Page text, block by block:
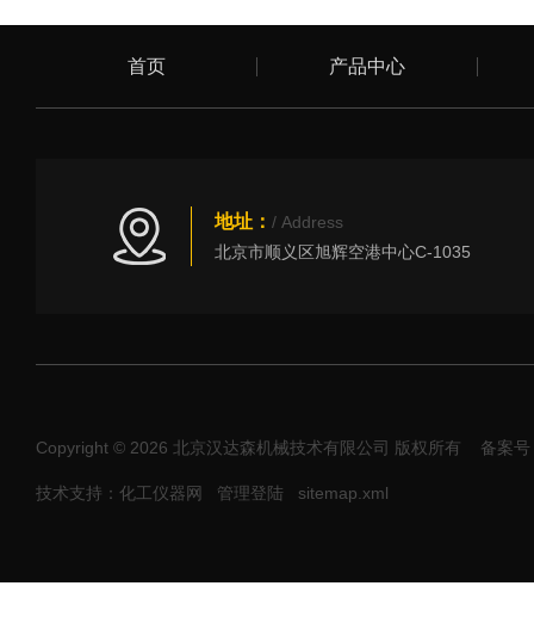
首页 产品中心
地址： / Address
北京市顺义区旭辉空港中心C-1035
Copyright © 2026 北京汉达森机械技术有限公司 版权所有 备案
技术支持：化工仪器网 管理登陆 sitemap.xml